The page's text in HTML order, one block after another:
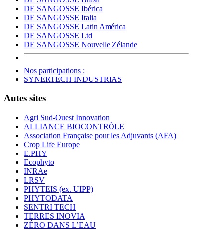
DE SANGOSSE Ibérica
DE SANGOSSE Italia
DE SANGOSSE Latin América
DE SANGOSSE Ltd
DE SANGOSSE Nouvelle Zélande
Nos participations :
SYNERTECH INDUSTRIAS
Autes sites
Agri Sud-Ouest Innovation
ALLIANCE BIOCONTRÔLE
Association Française pour les Adjuvants (AFA)
Crop Life Europe
E.PHY
Ecophyto
INRAe
LRSV
PHYTEIS (ex. UIPP)
PHYTODATA
SENTRI TECH
TERRES INOVIA
ZÉRO DANS L’EAU